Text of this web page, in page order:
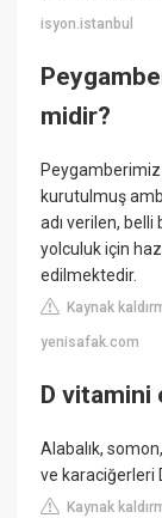
isyon.istanbul
midir?
Peygamberimiz
kurutulmuş
adı verilen,
yolculuk için
edilmektedir.
Kaynak
yenisafak.com
D vitamini
Alabalık,
ve karaciğerleri
Kaynak